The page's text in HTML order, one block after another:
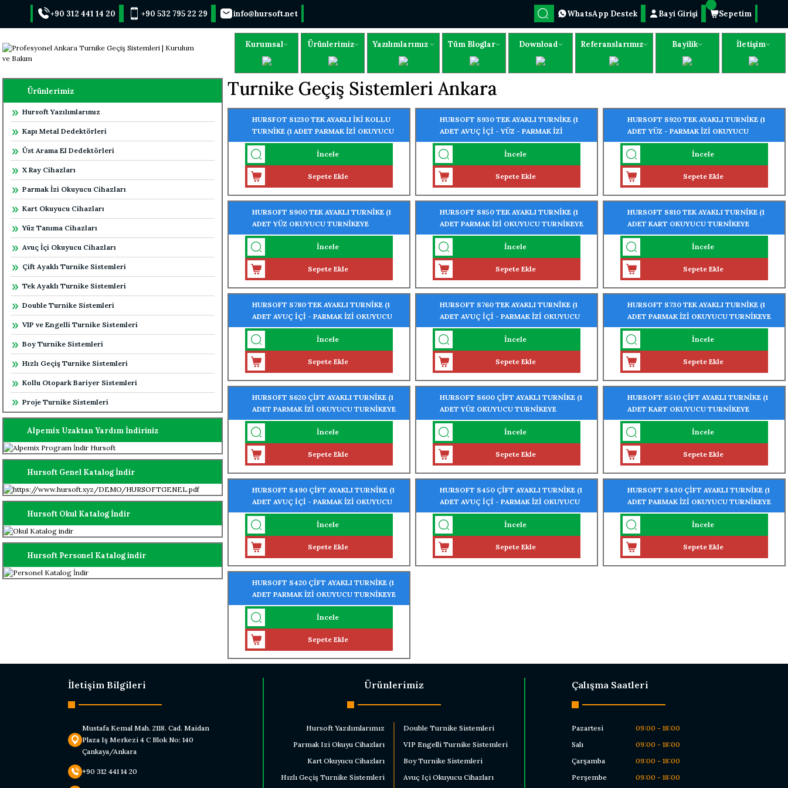
+90 312 441 14 20 +90 532 795 22 29 info@hursoft.net WhatsApp Destek Bayi Girişi Sepetim
Kurumsal Ürünlerimiz Yazılımlarımız Tüm Bloglar Download Referanslarımız Bayilik İletişim
Ürünlerimiz
Hursoft Yazılımlarımız
Kapı Metal Dedektörleri
Üst Arama El Dedektörleri
X Ray Cihazları
Parmak İzi Okuyucu Cihazları
Kart Okuyucu Cihazları
Yüz Tanıma Cihazları
Avuç İçi Okuyucu Cihazları
Çift Ayaklı Turnike Sistemleri
Tek Ayaklı Turnike Sistemleri
Double Turnike Sistemleri
VIP ve Engelli Turnike Sistemleri
Boy Turnike Sistemleri
Hızlı Geçiş Turnike Sistemleri
Kollu Otopark Bariyer Sistemleri
Proje Turnike Sistemleri
Alpemix Uzaktan Yardım İndiriniz
Hursoft Genel Katalog İndir
Hursoft Okul Katalog İndir
Hursoft Personel Katalog indir
Turnike Geçiş Sistemleri Ankara
HURSFOT S1230 TEK AYAKLI İKİ KOLLU
TURNİKE (1 ADET PARMAK İZİ OKUYUCU
TURNİKEYE MONTELİ)
İncele
Sepete Ekle
HURSOFT S930 TEK AYAKLI TURNİKE (1
ADET AVUÇ İÇİ - YÜZ - PARMAK İZİ
OKUYUCU TURNİKEYE MONTELİ)
İncele
Sepete Ekle
HURSOFT S920 TEK AYAKLI TURNİKE (1
ADET YÜZ - PARMAK İZİ OKUYUCU
TURNİKEYE MONTELİ)
İncele
Sepete Ekle
HURSOFT S900 TEK AYAKLI TURNİKE (1
ADET YÜZ OKUYUCU TURNİKEYE
MONTELİ)
İncele
Sepete Ekle
HURSOFT S850 TEK AYAKLI TURNİKE (1
ADET PARMAK İZİ OKUYUCU TURNİKEYE
MONTELİ)
İncele
Sepete Ekle
HURSOFT S810 TEK AYAKLI TURNİKE (1
ADET KART OKUYUCU TURNİKEYE
MONTELİ)
İncele
Sepete Ekle
HURSOFT S780 TEK AYAKLI TURNİKE (1
ADET AVUÇ İÇİ - PARMAK İZİ OKUYUCU
TURNİKEYE MONTELİ)
İncele
Sepete Ekle
HURSOFT S760 TEK AYAKLI TURNİKE (1
ADET AVUÇ İÇİ - PARMAK İZİ OKUYUCU
TURNİKEYE MONTELİ)
İncele
Sepete Ekle
HURSOFT S730 TEK AYAKLI TURNİKE (1
ADET PARMAK İZİ OKUYUCU TURNİKEYE
MONTELİ)
İncele
Sepete Ekle
HURSOFT S620 ÇİFT AYAKLI TURNİKE (1
ADET PARMAK İZİ OKUYUCU TURNİKEYE
MONTELİ)
İncele
Sepete Ekle
HURSOFT S600 ÇİFT AYAKLI TURNİKE (1
ADET YÜZ OKUYUCU TURNİKEYE
MONTELİ)
İncele
Sepete Ekle
HURSOFT S510 ÇİFT AYAKLI TURNİKE (1
ADET KART OKUYUCU TURNİKEYE
MONTELİ)
İncele
Sepete Ekle
HURSOFT S490 ÇİFT AYAKLI TURNİKE (1
ADET AVUÇ İÇİ - PARMAK İZİ OKUYUCU
TURNİKEYE MONTELİ)
İncele
Sepete Ekle
HURSOFT S450 ÇİFT AYAKLI TURNİKE (1
ADET AVUÇ İÇİ - PARMAK İZİ OKUYUCU
TURNİKEYE MONTELİ)
İncele
Sepete Ekle
HURSOFT S430 ÇİFT AYAKLI TURNİKE (1
ADET PARMAK İZİ OKUYUCU TURNİKEYE
MONTELİ)
İncele
Sepete Ekle
HURSOFT S420 ÇİFT AYAKLI TURNİKE (1
ADET PARMAK İZİ OKUYUCU TURNİKEYE
MONTELİ)
İncele
Sepete Ekle
İletişim Bilgileri
Mustafa Kemal Mah. 2118. Cad. Maidan
Plaza Iş Merkezi 4 C Blok No: 140
Çankaya/Ankara
+90 312 441 14 20
Ürünlerimiz
Hursoft Yazılımlarımız
Double Turnike Sistemleri
Parmak Izi Okuyu Cihazları
VIP Engelli Turnike Sistemleri
Kart Okuyucu Cihazları
Boy Turnike Sistemleri
Hızlı Geçiş Turnike Sistemleri
Avuç Içi Okuyucu Cihazları
Çalışma Saatleri
Pazartesi
09:00 - 18:00
Salı
09:00 - 18:00
Çarşamba
09:00 - 18:00
Perşembe
09:00 - 18:00